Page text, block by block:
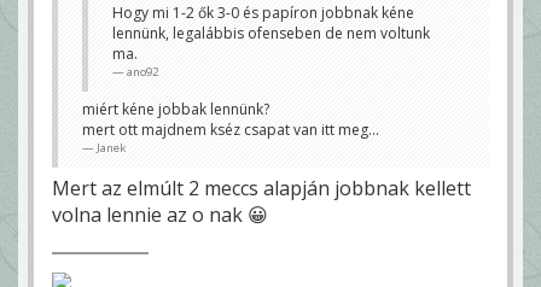
ez miért szomorú?
Hogy mi 1-2 ők 3-0 és papíron jobbnak kéne
lennünk, legalábbis ofenseben de nem voltunk
ma.
ano92
miért kéne jobbak lennünk?
mert ott majdnem kséz csapat van itt meg...
Janek
Mert az elmúlt 2 meccs alapján jobbnak kellett
volna lennie az o nak 😀